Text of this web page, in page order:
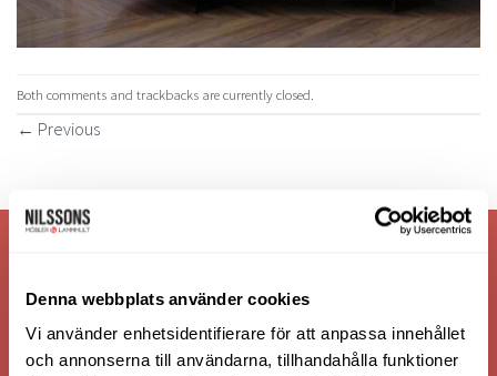
Denna webbplats använder cookies
Vi använder enhetsidentifierare för att anpassa innehållet
och annonserna till användarna, tillhandahålla funktioner
Both comments and trackbacks are currently closed.
← Previous